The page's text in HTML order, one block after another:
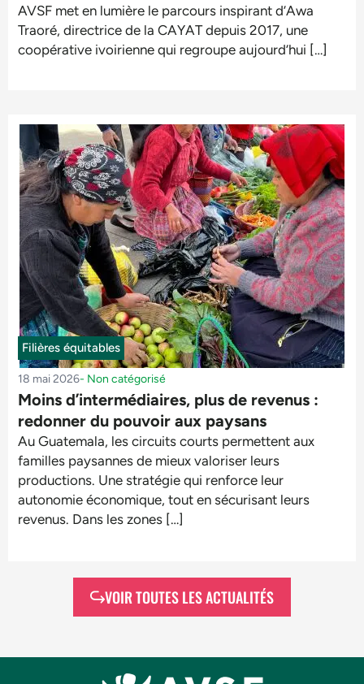
AVSF met en lumière le parcours inspirant d’Awa
Traoré, directrice de la CAYAT depuis 2017, une
coopérative ivoirienne qui regroupe aujourd’hui […]
Filières équitables
18 mai 2026- Non catégorisé
Moins d’intermédiaires, plus de revenus :
redonner du pouvoir aux paysans
Au Guatemala, les circuits courts permettent aux
familles paysannes de mieux valoriser leurs
productions. Une stratégie qui renforce leur
autonomie économique, tout en sécurisant leurs
revenus. Dans les zones […]
VOIR TOUTES LES ACTUALITÉS